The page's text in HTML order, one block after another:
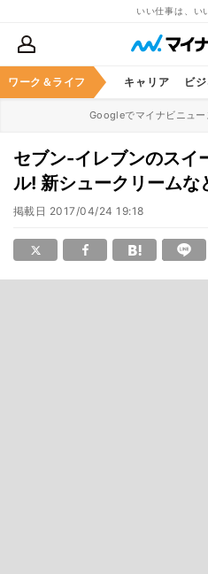
いい仕事は、い
ワーク＆ライフ キャリア ビ
Googleでマイナビニュ
セブン-イレブンのスイ
ル! 新シュークリームな
掲載日 2017/04/24 19:18